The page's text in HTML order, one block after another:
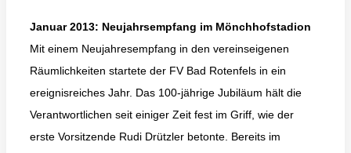
Januar 2013: Neujahrsempfang im Mönchhofstadion
Mit einem Neujahresempfang in den vereinseigenen
Räumlichkeiten startete der FV Bad Rotenfels in ein
ereignisreiches Jahr. Das 100-jährige Jubiläum hält die
Verantwortlichen seit einiger Zeit fest im Griff, wie der
erste Vorsitzende Rudi Drützler betonte. Bereits im